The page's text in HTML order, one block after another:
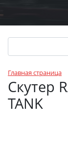
Главная страница
Скутер
TANK